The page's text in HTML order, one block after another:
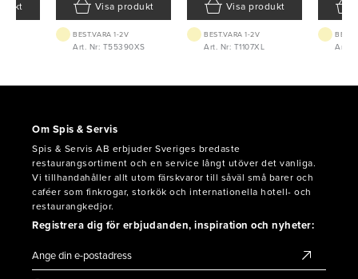
Visa produkt
BEST.VARA 1-2V
Art. Nr: T55390XS
Visa produkt
BEST.VARA 1-2V
Art. Nr: T1107XL Art.
Om Spis & Servis
Spis & Servis AB erbjuder Sveriges bredaste
restaurangsortiment och en service långt utöver det vanliga.
Vi tillhandahåller allt utom färskvaror till såväl små barer och
caféer som finkrogar, storkök och internationella hotell- och
restaurangkedjor.
Registrera dig för erbjudanden, inspiration och nyheter: